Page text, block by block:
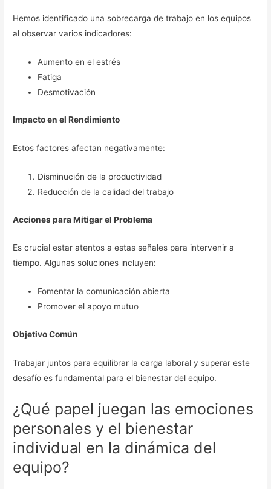
Hemos identificado una sobrecarga de trabajo en los equipos
al observar varios indicadores:
Aumento en el estrés
Fatiga
Desmotivación
Impacto en el Rendimiento
Estos factores afectan negativamente:
Disminución de la productividad
Reducción de la calidad del trabajo
Acciones para Mitigar el Problema
Es crucial estar atentos a estas señales para intervenir a
tiempo. Algunas soluciones incluyen:
Fomentar la comunicación abierta
Promover el apoyo mutuo
Objetivo Común
Trabajar juntos para equilibrar la carga laboral y superar este
desafío es fundamental para el bienestar del equipo.
¿Qué papel juegan las emociones
personales y el bienestar
individual en la dinámica del
equipo?